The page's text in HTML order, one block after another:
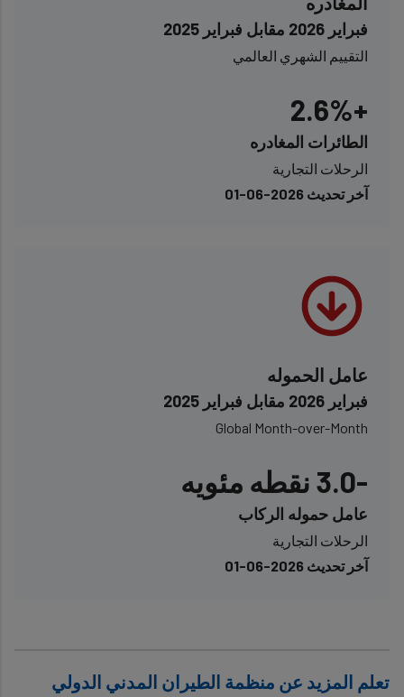
فبراير 2026 مقابل فبراير 2025
التقييم الشهري العالمي
+2.6%
الطائرات المغادره
الرحلات التجارية
آخر تحديث 2026-06-01
عامل الحموله
فبراير 2026 مقابل فبراير 2025
Global Month-over-Month
-3.0 نقطه مئويه
عامل حموله الركاب
الرحلات التجارية
آخر تحديث 2026-06-01
تعلم المزيد عن منظمة الطيران المدني الدولي